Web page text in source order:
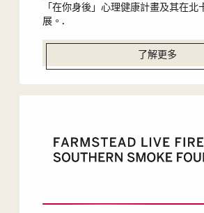
「在你身後」心理健康計畫及其在北
展。.
了解更多